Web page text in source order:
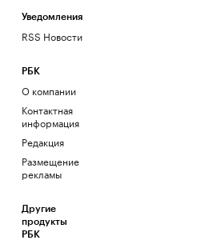
Уведомления
RSS Новости
РБК
О компании
Контактная
информация
Редакция
Размещение
рекламы
Другие
продукты
РБК